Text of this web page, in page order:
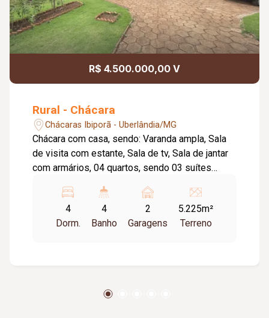
R$ 4.500.000,00 V
Rural - Chácara
Chácaras Ibiporã - Uberlândia/MG
Chácara com casa, sendo: Varanda ampla, Sala
de visita com estante, Sala de tv, Sala de jantar
com armários, 04 quartos, sendo 03 suítes
madeira maciça, Lavabo, Banheiro social com
box em blindex, Copa, Cozinha, Lavanderia, Área
gourmet. *Casa do caseiro com: Sala, 01 suíte,
4
Dorm.
4
Banho
2
Garagens
5.225m²
Terreno